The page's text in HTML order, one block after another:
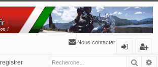
Nous contacter
’e